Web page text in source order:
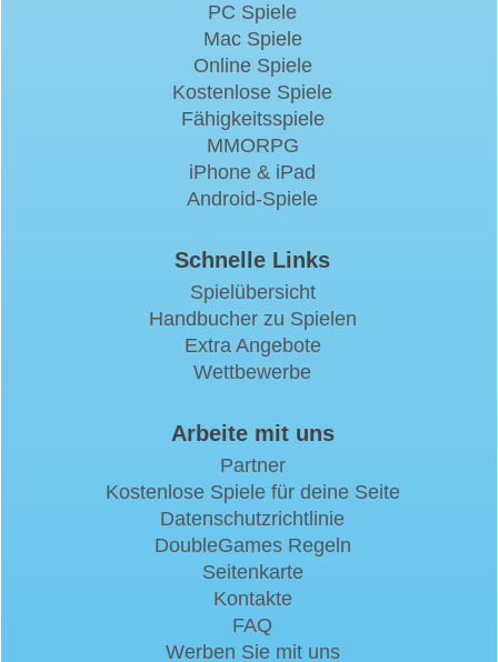
PC Spiele
Mac Spiele
Online Spiele
Kostenlose Spiele
Fähigkeitsspiele
MMORPG
iPhone & iPad
Android-Spiele
Schnelle Links
Spielübersicht
Handbucher zu Spielen
Extra Angebote
Wettbewerbe
Arbeite mit uns
Partner
Kostenlose Spiele für deine Seite
Datenschutzrichtlinie
DoubleGames Regeln
Seitenkarte
Kontakte
FAQ
Werben Sie mit uns